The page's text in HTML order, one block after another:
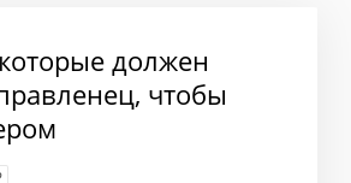
должен
чтобы